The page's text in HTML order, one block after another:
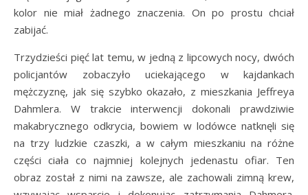
kolor nie miał żadnego znaczenia. On po prostu chciał
zabijać.
Trzydzieści pięć lat temu, w jedną z lipcowych nocy, dwóch
policjantów zobaczyło uciekającego w kajdankach
mężczyznę, jak się szybko okazało, z mieszkania Jeffreya
Dahmlera. W trakcie interwencji dokonali prawdziwie
makabrycznego odkrycia, bowiem w lodówce natknęli się
na trzy ludzkie czaszki, a w całym mieszkaniu na różne
części ciała co najmniej kolejnych jedenastu ofiar. Ten
obraz został z nimi na zawsze, ale zachowali zimną krew,